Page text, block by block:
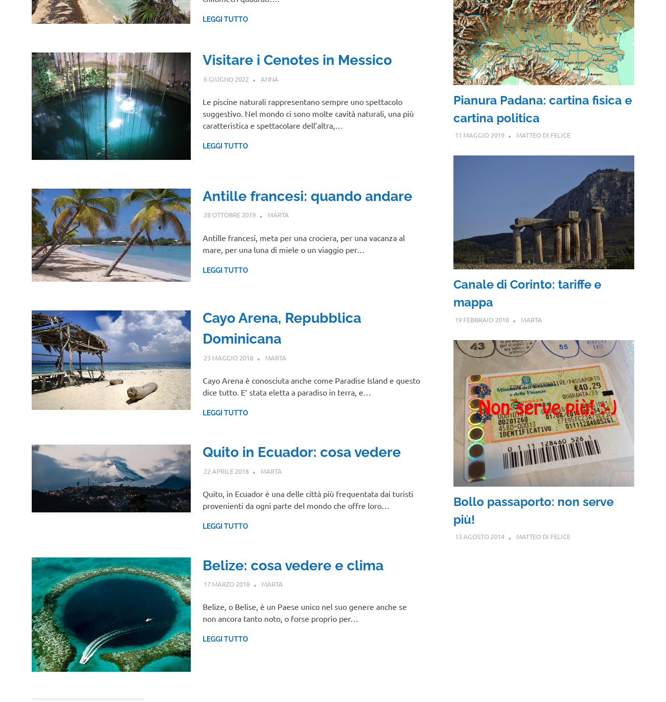
LEGGI TUTTO
Visitare i Cenotes in Messico
6 GIUGNO 2022 ANNA
Le piscine naturali rappresentano sempre uno spettacolo
suggestivo. Nel mondo ci sono molte cavità naturali, una più
caratteristica e spettacolare dell’altra,…
LEGGI TUTTO
Antille francesi: quando andare
28 OTTOBRE 2019 MARTA
Antille francesi, meta per una crociera, per una vacanza al
mare, per una luna di miele o un viaggio per…
LEGGI TUTTO
Cayo Arena, Repubblica
Dominicana
23 MAGGIO 2018 MARTA
Cayo Arena è conosciuta anche come Paradise Island e questo
dice tutto. E’ stata eletta a paradiso in terra, e…
LEGGI TUTTO
Quito in Ecuador: cosa vedere
22 APRILE 2018 MARTA
Quito, in Ecuador è una delle città più frequentata dai turisti
provenienti da ogni parte del mondo che offre loro…
LEGGI TUTTO
Belize: cosa vedere e clima
17 MARZO 2018 MARTA
Belize, o Belise, è un Paese unico nel suo genere anche se
non ancora tanto noto, o forse proprio per…
LEGGI TUTTO
Pianura Padana: cartina fisica e
cartina politica
11 MAGGIO 2019 MATTEO DI FELICE
Canale di Corinto: tariffe e
mappa
19 FEBBRAIO 2018 MARTA
Bollo passaporto: non serve
più!
13 AGOSTO 2014 MATTEO DI FELICE